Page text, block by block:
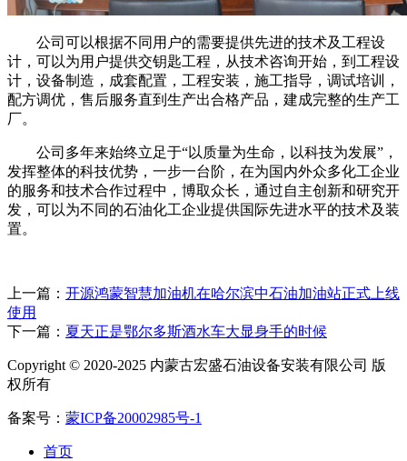
公司可以根据不同用户的需要提供先进的技术及工程设
计，可以为用户提供交钥匙工程，从技术咨询开始，到工程设
计，设备制造，成套配置，工程安装，施工指导，调试培训，
配方调优，售后服务直到生产出合格产品，建成完整的生产工
厂。
公司多年来始终立足于“以质量为生命，以科技为发展”，
发挥整体的科技优势，一步一台阶，在为国内外众多化工企业
的服务和技术合作过程中，博取众长，通过自主创新和研究开
发，可以为不同的石油化工企业提供国际先进水平的技术及装
置。
上一篇： 开源鸿蒙智慧加油机在哈尔滨中石油加油站正式上线
使用
下一篇： 夏天正是鄂尔多斯酒水车大显身手的时候
Copyright © 2020-2025 内蒙古宏盛石油设备安装有限公司 版
权所有
备案号： 蒙ICP备20002985号-1
首页